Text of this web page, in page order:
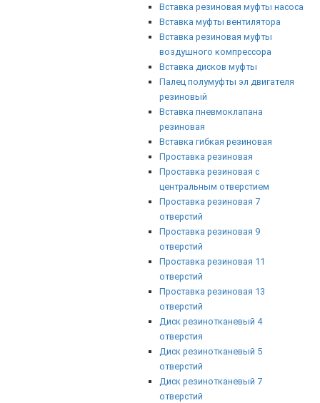
Вставка резиновая муфты насоса
Вставка муфты вентилятора
Вставка резиновая муфты
воздушного компрессора
Вставка дисков муфты
Палец полумуфты эл двигателя
резиновый
Вставка пневмоклапана
резиновая
Вставка гибкая резиновая
Проставка резиновая
Проставка резиновая с
центральным отверстием
Проставка резиновая 7
отверстий
Проставка резиновая 9
отверстий
Проставка резиновая 11
отверстий
Проставка резиновая 13
отверстий
Диск резинотканевый 4
отверстия
Диск резинотканевый 5
отверстий
Диск резинотканевый 7
отверстий